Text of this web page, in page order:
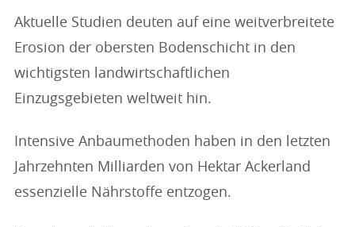
Aktuelle Studien deuten auf eine weitverbreitete
Erosion der obersten Bodenschicht in den
wichtigsten landwirtschaftlichen
Einzugsgebieten weltweit hin.
Intensive Anbaumethoden haben in den letzten
Jahrzehnten Milliarden von Hektar Ackerland
essenzielle Nährstoffe entzogen.